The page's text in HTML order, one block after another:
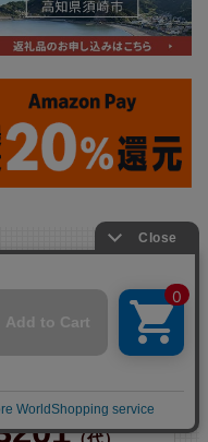
合わせくだ
ちら
（代）